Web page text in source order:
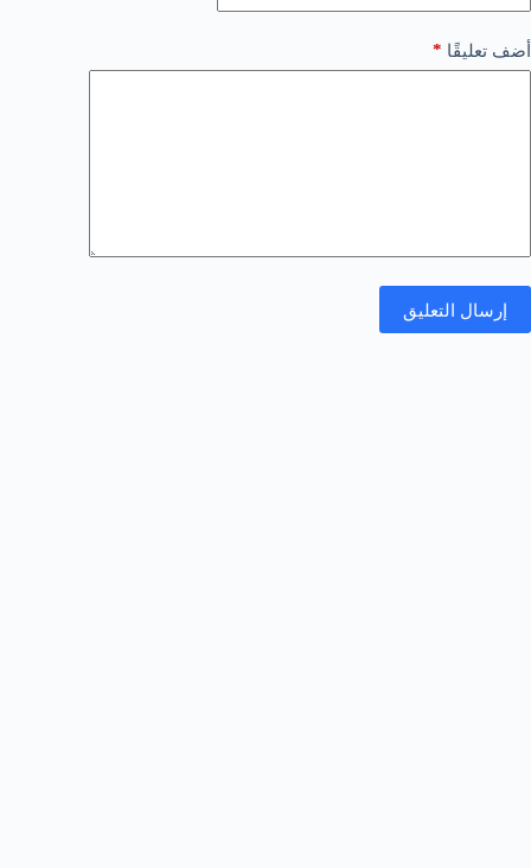
أضف تعليقًا *
إرسال التعليق